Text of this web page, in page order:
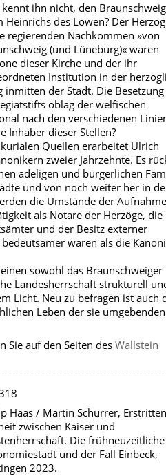
kennt ihn nicht, den
Heinrichs des Löwen? Der
regierenden Nachkommen »von
(und Lüneburg)« waren
dieser Kirche und der ihr
Institution in der
inmitten der Stadt. Die
oblag der welfischen
nach den verschiedenen
Inhaber dieser Stellen?
Quellen erarbeitet Ulrich
zweier Jahrzehnte. Es
adeligen und bürgerlichen
und von noch weiter her in
die Umstände der
als Notare der Herzöge, die
und der Besitz externer
waren als die
sowohl das Braunschweiger
Landesherrschaft strukturell
Licht. Neu zu befragen ist auch
Leben der sie umgebenden
Sie auf den Seiten desWallstein
Haas / Martin Schürrer,
zwischen Kaiser und
Die frühneuzeitliche
und der Fall Einbeck,
2023.